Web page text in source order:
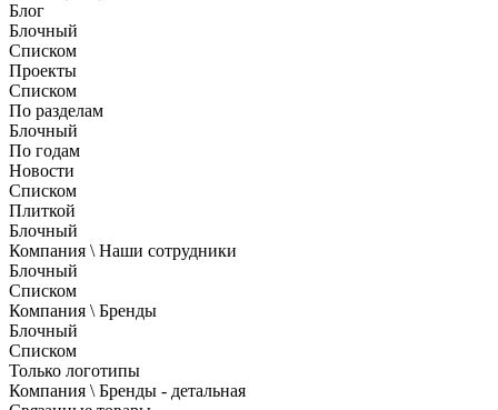
Блог
Блочный
Списком
Проекты
Списком
По разделам
Блочный
По годам
Новости
Списком
Плиткой
Блочный
Компания \ Наши сотрудники
Блочный
Списком
Компания \ Бренды
Блочный
Списком
Только логотипы
Компания \ Бренды - детальная